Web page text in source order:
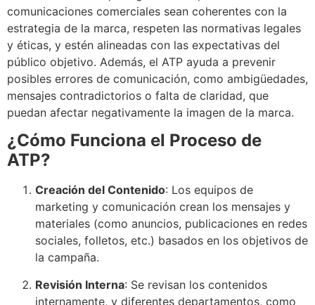
comunicaciones comerciales sean coherentes con la
estrategia de la marca, respeten las normativas legales
y éticas, y estén alineadas con las expectativas del
público objetivo. Además, el ATP ayuda a prevenir
posibles errores de comunicación, como ambigüedades,
mensajes contradictorios o falta de claridad, que
puedan afectar negativamente la imagen de la marca.
¿Cómo Funciona el Proceso de
ATP?
Creación del Contenido: Los equipos de
marketing y comunicación crean los mensajes y
materiales (como anuncios, publicaciones en redes
sociales, folletos, etc.) basados en los objetivos de
la campaña.
Revisión Interna: Se revisan los contenidos
internamente, y diferentes departamentos, como